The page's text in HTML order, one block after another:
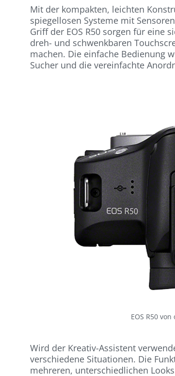
Mit der kompakten, leichten
spiegellosen Systeme mit
Griff der EOS R50 sorgen für eine
dreh- und schwenkbaren
machen. Die einfache Bedienung
Sucher und die vereinfachte
EOS R50
Wird der Kreativ-Assistent
verschiedene Situationen. Die
mehreren, unterschiedlichen